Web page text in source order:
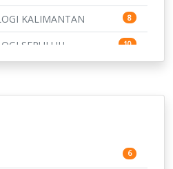
KALIMANTAN 8
SEPULUH
10
3
6